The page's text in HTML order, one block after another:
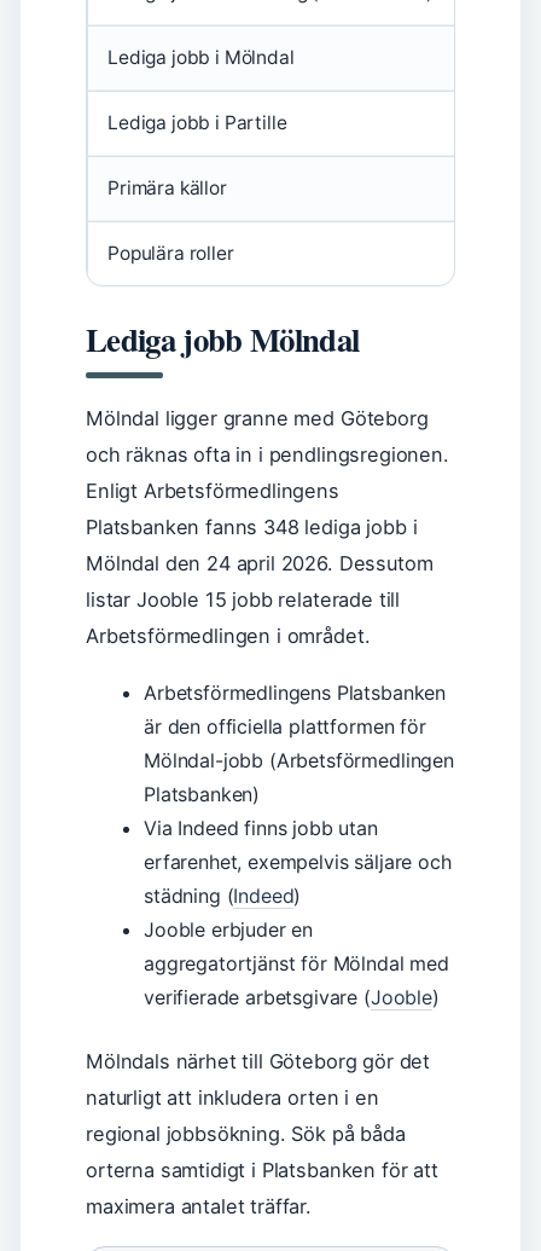
Lediga jobb i Mölndal
Lediga jobb i Partille
Primära källor
Populära roller
Lediga jobb Mölndal
Mölndal ligger granne med Göteborg
och räknas ofta in i pendlingsregionen.
Enligt Arbetsförmedlingens
Platsbanken fanns 348 lediga jobb i
Mölndal den 24 april 2026. Dessutom
listar Jooble 15 jobb relaterade till
Arbetsförmedlingen i området.
Arbetsförmedlingens Platsbanken
är den officiella plattformen för
Mölndal-jobb (Arbetsförmedlingen
Platsbanken)
Via Indeed finns jobb utan
erfarenhet, exempelvis säljare och
städning (Indeed)
Jooble erbjuder en
aggregatortjänst för Mölndal med
verifierade arbetsgivare (Jooble)
Mölndals närhet till Göteborg gör det
naturligt att inkludera orten i en
regional jobbsökning. Sök på båda
orterna samtidigt i Platsbanken för att
maximera antalet träffar.